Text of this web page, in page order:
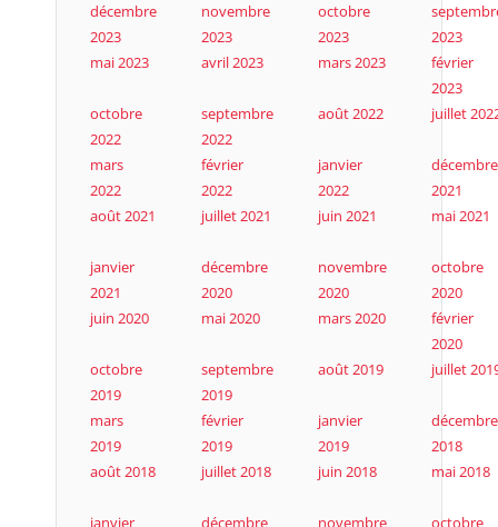
décembre
2023
novembre
2023
octobre
2023
2023
mai 2023
avril 2023 mars 2023
février
2023
octobre
2022
septembre
2022
août 2022 juillet
mars
2022
février
2022
janvier
2022
décembre
2021
août 2021
juillet 2021 juin 2021 mai 2021
janvier
2021
décembre
2020
novembre
2020
octobre
2020
juin 2020
mai 2020 mars 2020
février
2020
octobre
2019
septembre
2019
août 2019 juillet
mars
2019
février
2019
janvier
2019
décembre
2018
août 2018
juillet 2018 juin 2018 mai 2018
janvier décembre novembre octobre